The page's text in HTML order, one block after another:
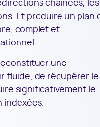
chaînées, les
Et produire un plan
complet et
une
fluide, de récupérer le
significativement le
indexées.